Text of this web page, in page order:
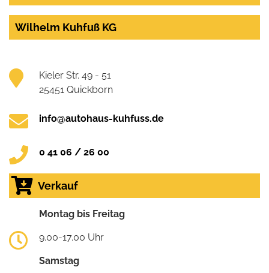
Wilhelm Kuhfuß KG
Kieler Str. 49 - 51
25451 Quickborn
info@autohaus-kuhfuss.de
0 41 06 / 26 00
Verkauf
Montag bis Freitag
9.00-17.00 Uhr
Samstag